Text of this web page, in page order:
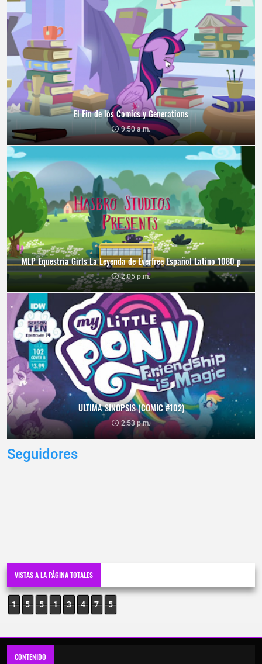
El Fin de los Comics y Generations
9:50 a.m.
MLP Equestria Girls La Leyenda de Everfree Español Latino 1080 p
2:05 p.m.
ULTIMA SINOPSIS (COMIC #102)
2:53 p.m.
Seguidores
VISTAS A LA PÁGINA TOTALES
1 5 5 1 3 4 7 5
CONTENIDO